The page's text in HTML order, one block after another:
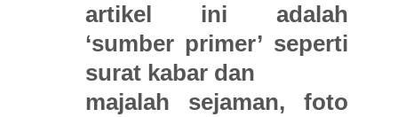
artikel ini adalah
‘sumber primer’ seperti
surat kabar dan
majalah sejaman, foto